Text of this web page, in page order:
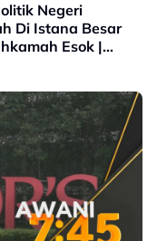
Negeri
Di Istana Besar
Esok |